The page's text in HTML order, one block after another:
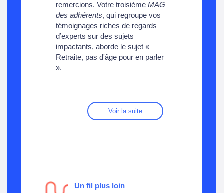
remercions. Votre troisième MAG
des adhérents, qui regroupe vos
témoignages riches de regards
d’experts sur des sujets
impactants, aborde le sujet «
Retraite, pas d'âge pour en parler
».
Voir la suite
Un fil plus loin